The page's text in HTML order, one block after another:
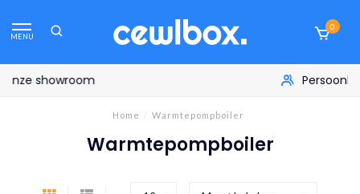
MENU
0
Home / Warmtepompboiler
Warmtepompboiler